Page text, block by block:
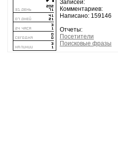
Записей:
Комментариев:
Написано: 159146
Отчеты:
Посетители
Поисковые фразы